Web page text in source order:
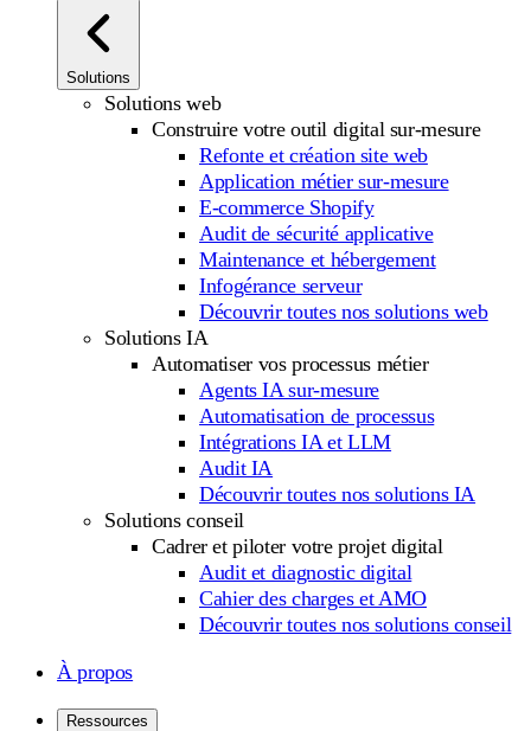
Solutions
Solutions web
Construire votre outil digital sur-mesure
Refonte et création site web
Application métier sur-mesure
E-commerce Shopify
Audit de sécurité applicative
Maintenance et hébergement
Infogérance serveur
Découvrir toutes nos solutions web
Solutions IA
Automatiser vos processus métier
Agents IA sur-mesure
Automatisation de processus
Intégrations IA et LLM
Audit IA
Découvrir toutes nos solutions IA
Solutions conseil
Cadrer et piloter votre projet digital
Audit et diagnostic digital
Cahier des charges et AMO
Découvrir toutes nos solutions conseil
À propos
Ressources